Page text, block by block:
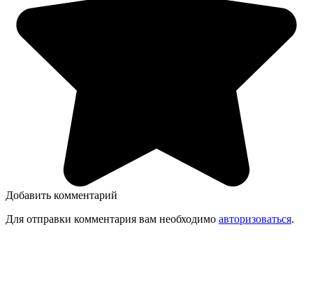
Добавить комментарий
Для отправки комментария вам необходимо авторизоваться.